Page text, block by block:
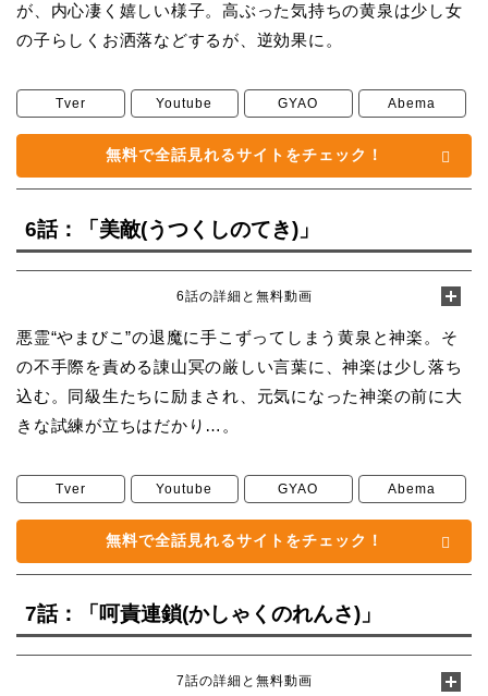
が、内心凄く嬉しい様子。高ぶった気持ちの黄泉は少し女
の子らしくお洒落などするが、逆効果に。
Tver Youtube GYAO Abema
無料で全話見れるサイトをチェック！
6話：「美敵(うつくしのてき)」
6話の詳細と無料動画
悪霊“やまびこ”の退魔に手こずってしまう黄泉と神楽。そ
の不手際を責める諌山冥の厳しい言葉に、神楽は少し落ち
込む。同級生たちに励まされ、元気になった神楽の前に大
きな試練が立ちはだかり…。
Tver Youtube GYAO Abema
無料で全話見れるサイトをチェック！
7話：「呵責連鎖(かしゃくのれんさ)」
7話の詳細と無料動画